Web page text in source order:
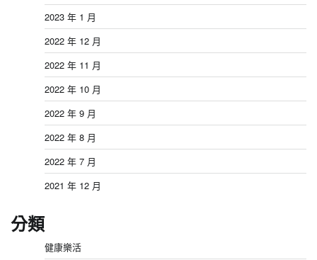
2023 年 1 月
2022 年 12 月
2022 年 11 月
2022 年 10 月
2022 年 9 月
2022 年 8 月
2022 年 7 月
2021 年 12 月
分類
健康樂活